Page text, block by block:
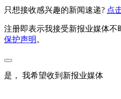
只想接收感兴趣的新闻速递? 点
注册即表示我接受新报业媒体不
保护声明 。
是， 我希望收到新报业媒体